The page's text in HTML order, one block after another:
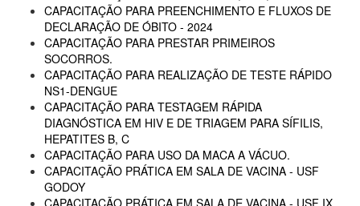
CAPACITAÇÃO PARA PREENCHIMENTO E FLUXOS DE
DECLARAÇÃO DE ÓBITO - 2024
CAPACITAÇÃO PARA PRESTAR PRIMEIROS
SOCORROS.
CAPACITAÇÃO PARA REALIZAÇÃO DE TESTE RÁPIDO
NS1-DENGUE
CAPACITAÇÃO PARA TESTAGEM RÁPIDA
DIAGNÓSTICA EM HIV E DE TRIAGEM PARA SÍFILIS,
HEPATITES B, C
CAPACITAÇÃO PARA USO DA MACA A VÁCUO.
CAPACITAÇÃO PRÁTICA EM SALA DE VACINA - USF
GODOY
CAPACITAÇÃO PRÁTICA EM SALA DE VACINA - USF IX